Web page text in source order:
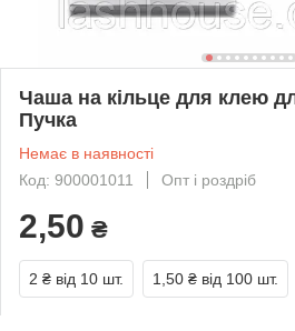
Чаша на кільце для клею
Пучка
Немає в наявності
Код: 900001011
Опт і роздріб
2,50 ₴
2 ₴ від 10 шт. 1,50 ₴ від 100 шт.